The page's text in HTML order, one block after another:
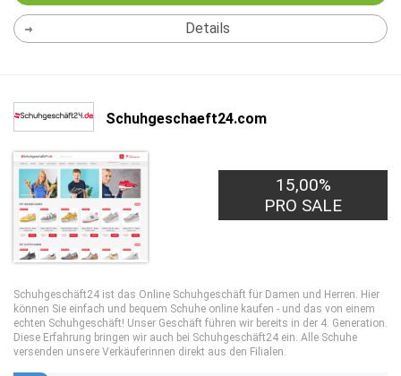
Details
Schuhgeschaeft24.com
15,00%
PRO SALE
Schuhgeschäft24 ist das Online Schuhgeschäft für Damen und Herren. Hier
können Sie einfach und bequem Schuhe online kaufen - und das von einem
echten Schuhgeschäft! Unser Geschäft führen wir bereits in der 4. Generation.
Diese Erfahrung bringen wir auch bei Schuhgeschäft24 ein. Alle Schuhe
versenden unsere Verkäuferinnen direkt aus den Filialen.